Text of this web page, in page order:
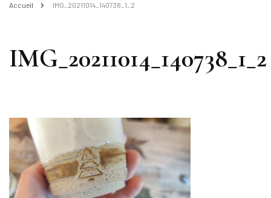
Accueil IMG_20211014_140738_1_2
IMG_20211014_140738_1_2